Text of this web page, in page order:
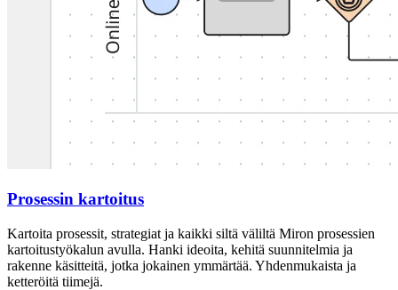
Prosessin kartoitus
Kartoita prosessit, strategiat ja kaikki siltä väliltä Miron prosessien
kartoitustyökalun avulla. Hanki ideoita, kehitä suunnitelmia ja
rakenne käsitteitä, jotka jokainen ymmärtää. Yhdenmukaista ja
ketteröitä tiimejä.